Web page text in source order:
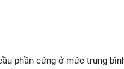
phần cứng ở mức trung